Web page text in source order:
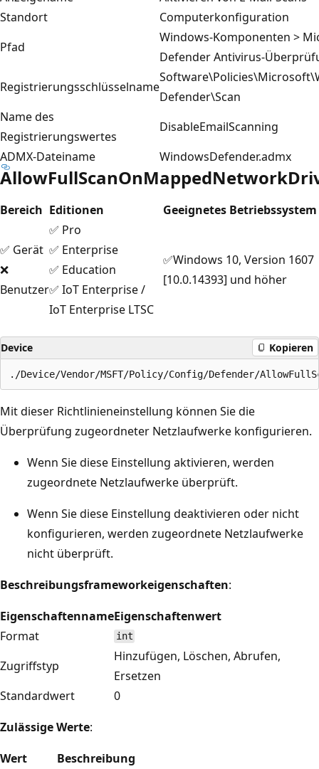
Standort
Computerkonfiguration
Pfad
Windows-Komponenten >
Defender Antivirus-
Registrierungsschlüsselname
Defender\Scan
Name des
Registrierungswertes
DisableEmailScanning
ADMX-Dateiname
WindowsDefender.admx
Bereich Editionen Geeignetes Betriebssystem
✅ Gerät
❌
Benutzer
✅ Pro
✅ Enterprise
✅ Education
✅ IoT Enterprise /
IoT Enterprise LTSC
✅Windows 10, Version 1607
[10.0.14393] und höher
Device Kopieren
Mit dieser Richtlinieneinstellung können Sie die
Überprüfung zugeordneter Netzlaufwerke konfigurieren.
Wenn Sie diese Einstellung aktivieren, werden
zugeordnete Netzlaufwerke überprüft.
Wenn Sie diese Einstellung deaktivieren oder nicht
konfigurieren, werden zugeordnete Netzlaufwerke
nicht überprüft.
Beschreibungsframeworkeigenschaften:
EigenschaftennameEigenschaftenwert
Format
int
Zugriffstyp
Hinzufügen, Löschen, Abrufen,
Ersetzen
Standardwert
0
Zulässige Werte:
Wert
Beschreibung